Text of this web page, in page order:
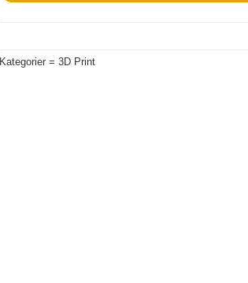
Kategorier = 3D Print